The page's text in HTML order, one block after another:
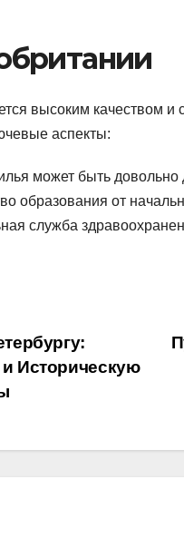
высоким качеством
аспекты:
может быть довольно
образования от
служба
Историческую